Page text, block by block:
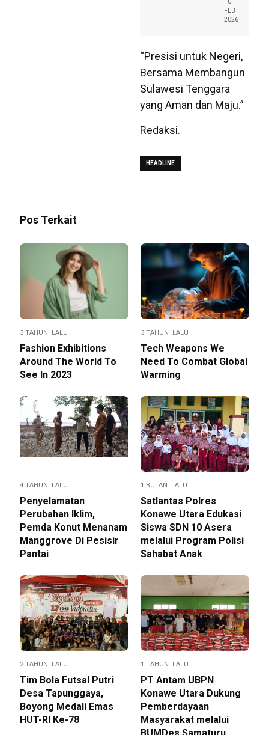
10
FEB
2026
“Presisi untuk Negeri,
Bersama Membangun
Sulawesi Tenggara
yang Aman dan Maju.”
Redaksi.
HEADLINE
Pos Terkait
3 TAHUN LALU
Fashion Exhibitions
Around The World To
See In 2023
3 TAHUN LALU
Tech Weapons We
Need To Combat Global
Warming
4 TAHUN LALU
Penyelamatan
Perubahan Iklim,
Pemda Konut Menanam
Manggrove Di Pesisir
Pantai
1 BULAN LALU
Satlantas Polres
Konawe Utara Edukasi
Siswa SDN 10 Asera
melalui Program Polisi
Sahabat Anak
2 TAHUN LALU
Tim Bola Futsal Putri
Desa Tapunggaya,
Boyong Medali Emas
HUT-RI Ke-78
1 TAHUN LALU
PT Antam UBPN
Konawe Utara Dukung
Pemberdayaan
Masyarakat melalui